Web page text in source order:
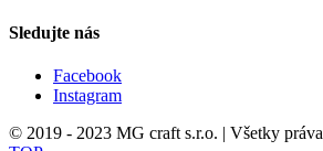
Sledujte nás
Facebook
Instagram
© 2019 - 2023 MG craft s.r.o. | Všetky